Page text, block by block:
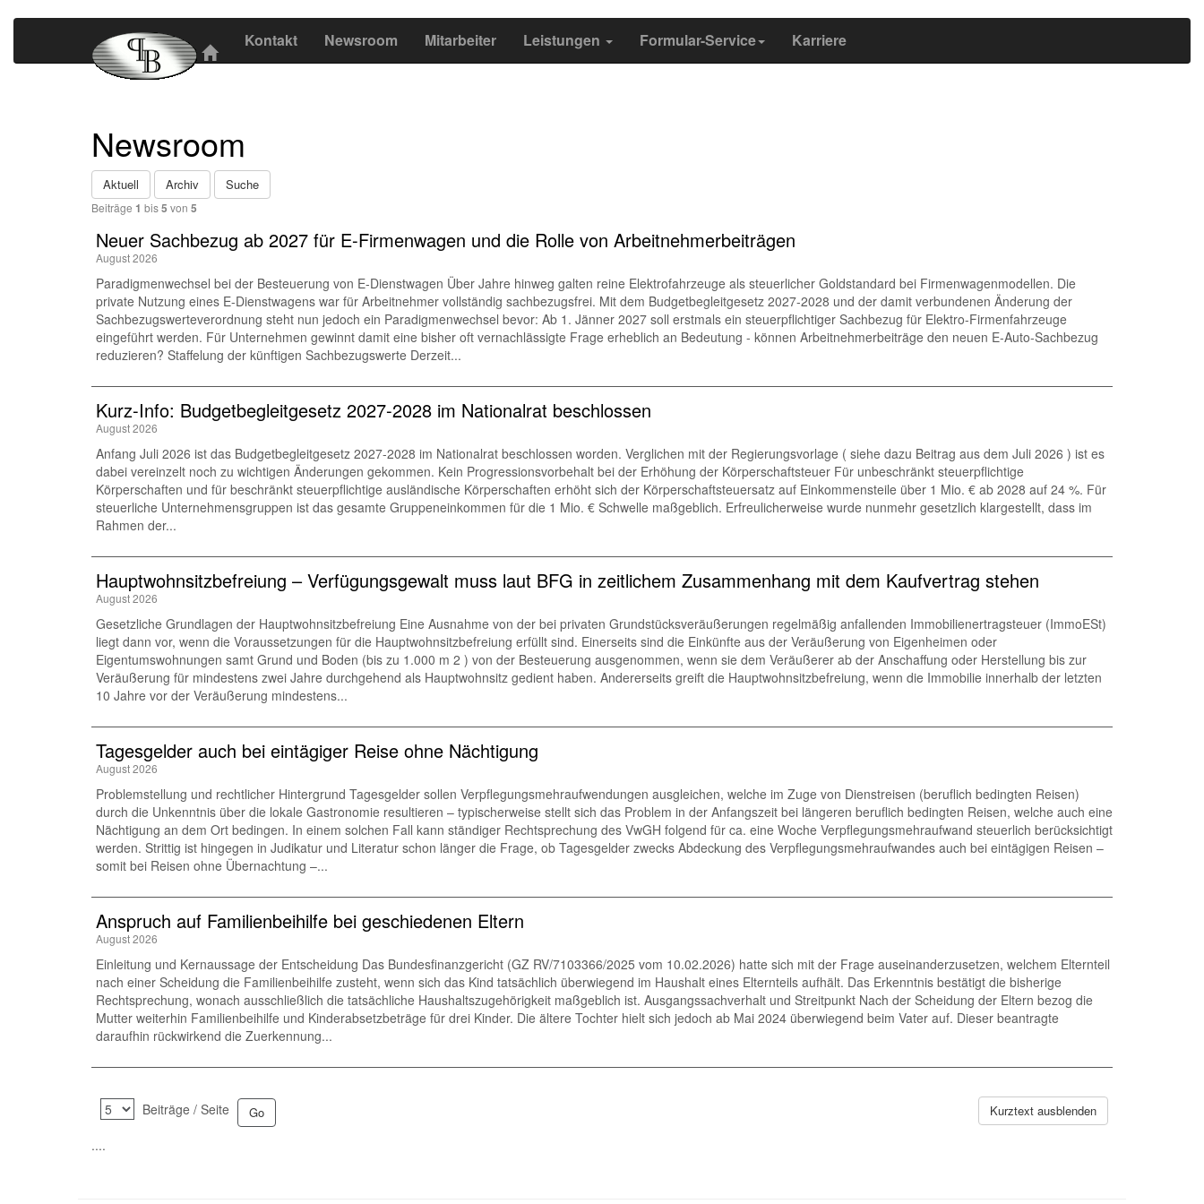
Kontakt Newsroom Mitarbeiter Leistungen Formular-Service Karriere
Newsroom
Aktuell Archiv Suche
Beiträge 1 bis5 von 5
Neuer Sachbezug ab 2027 für E-Firmenwagen und die Rolle von Arbeitnehmer​­beiträgen
August 2026
Paradigmenwechsel bei der Besteuerung von E-Dienstwagen Über Jahre hinweg galten reine Elektrofahrzeuge als steuerlicher Goldstandard bei Firmenwagenmodellen. Die
private Nutzung eines E-Dienstwagens war für Arbeitnehmer vollständig sachbezugsfrei. Mit dem Budgetbegleitgesetz 2027-2028 und der damit verbundenen Änderung der
Sachbezugswerteverordnung steht nun jedoch ein Paradigmenwechsel bevor: Ab 1. Jänner 2027 soll erstmals ein steuerpflichtiger Sachbezug für Elektro-Firmenfahrzeuge
eingeführt werden. Für Unternehmen gewinnt damit eine bisher oft vernachlässigte Frage erheblich an Bedeutung - können Arbeitnehmerbeiträge den neuen E-Auto-Sachbezug
reduzieren? Staffelung der künftigen Sachbezugswerte Derzeit...
Kurz-Info: Budgetbegleitgesetz 2027-2028 im Nationalrat beschlossen
August 2026
Anfang Juli 2026 ist das Budgetbegleitgesetz 2027-2028 im Nationalrat beschlossen worden. Verglichen mit der Regierungsvorlage ( siehe dazu Beitrag aus dem Juli 2026 ) ist es
dabei vereinzelt noch zu wichtigen Änderungen gekommen. Kein Progressionsvorbehalt bei der Erhöhung der Körperschaftsteuer Für unbeschränkt steuerpflichtige
Körperschaften und für beschränkt steuerpflichtige ausländische Körperschaften erhöht sich der Körperschaftsteuersatz auf Einkommensteile über 1 Mio. € ab 2028 auf 24 %. Für
steuerliche Unternehmensgruppen ist das gesamte Gruppeneinkommen für die 1 Mio. € Schwelle maßgeblich. Erfreulicherweise wurde nunmehr gesetzlich klargestellt, dass im
Rahmen der...
Hauptwohnsitz​­befreiung – Verfügungsgewalt muss laut BFG in zeitlichem Zusammenhang mit dem Kaufvertrag stehen
August 2026
Gesetzliche Grundlagen der Hauptwohnsitzbefreiung Eine Ausnahme von der bei privaten Grundstücksveräußerungen regelmäßig anfallenden Immobilienertragsteuer (ImmoESt)
liegt dann vor, wenn die Voraussetzungen für die Hauptwohnsitzbefreiung erfüllt sind. Einerseits sind die Einkünfte aus der Veräußerung von Eigenheimen oder
Eigentumswohnungen samt Grund und Boden (bis zu 1.000 m 2 ) von der Besteuerung ausgenommen, wenn sie dem Veräußerer ab der Anschaffung oder Herstellung bis zur
Veräußerung für mindestens zwei Jahre durchgehend als Hauptwohnsitz gedient haben. Andererseits greift die Hauptwohnsitzbefreiung, wenn die Immobilie innerhalb der letzten
10 Jahre vor der Veräußerung mindestens...
Tagesgelder auch bei eintägiger Reise ohne Nächtigung
August 2026
Problemstellung und rechtlicher Hintergrund Tagesgelder sollen Verpflegungsmehraufwendungen ausgleichen, welche im Zuge von Dienstreisen (beruflich bedingten Reisen)
durch die Unkenntnis über die lokale Gastronomie resultieren – typischerweise stellt sich das Problem in der Anfangszeit bei längeren beruflich bedingten Reisen, welche auch eine
Nächtigung an dem Ort bedingen. In einem solchen Fall kann ständiger Rechtsprechung des VwGH folgend für ca. eine Woche Verpflegungsmehraufwand steuerlich berücksichtigt
werden. Strittig ist hingegen in Judikatur und Literatur schon länger die Frage, ob Tagesgelder zwecks Abdeckung des Verpflegungsmehraufwandes auch bei eintägigen Reisen –
somit bei Reisen ohne Übernachtung –...
Anspruch auf Familienbeihilfe bei geschiedenen Eltern
August 2026
Einleitung und Kernaussage der Entscheidung Das Bundesfinanzgericht (GZ RV/7103366/2025 vom 10.02.2026) hatte sich mit der Frage auseinanderzusetzen, welchem Elternteil
nach einer Scheidung die Familienbeihilfe zusteht, wenn sich das Kind tatsächlich überwiegend im Haushalt eines Elternteils aufhält. Das Erkenntnis bestätigt die bisherige
Rechtsprechung, wonach ausschließlich die tatsächliche Haushaltszugehörigkeit maßgeblich ist. Ausgangssachverhalt und Streitpunkt Nach der Scheidung der Eltern bezog die
Mutter weiterhin Familienbeihilfe und Kinderabsetzbeträge für drei Kinder. Die ältere Tochter hielt sich jedoch ab Mai 2024 überwiegend beim Vater auf. Dieser beantragte
daraufhin rückwirkend die Zuerkennung...
Beiträge / Seite Kurztext ausblenden
....